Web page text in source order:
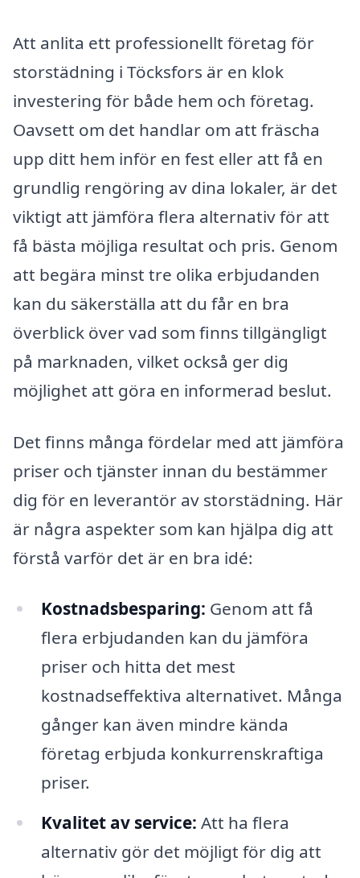
Att anlita ett professionellt företag för
storstädning i Töcksfors är en klok
investering för både hem och företag.
Oavsett om det handlar om att fräscha
upp ditt hem inför en fest eller att få en
grundlig rengöring av dina lokaler, är det
viktigt att jämföra flera alternativ för att
få bästa möjliga resultat och pris. Genom
att begära minst tre olika erbjudanden
kan du säkerställa att du får en bra
överblick över vad som finns tillgängligt
på marknaden, vilket också ger dig
möjlighet att göra en informerad beslut.
Det finns många fördelar med att jämföra
priser och tjänster innan du bestämmer
dig för en leverantör av storstädning. Här
är några aspekter som kan hjälpa dig att
förstå varför det är en bra idé:
Kostnadsbesparing: Genom att få
flera erbjudanden kan du jämföra
priser och hitta det mest
kostnadseffektiva alternativet. Många
gånger kan även mindre kända
företag erbjuda konkurrenskraftiga
priser.
Kvalitet av service: Att ha flera
alternativ gör det möjligt för dig att